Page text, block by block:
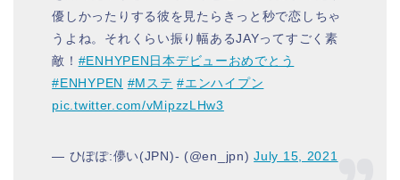
優しかったりする彼を見たらきっと秒で恋しちゃ
うよね。それくらい振り幅あるJAYってすごく素
敵！ #ENHYPEN日本デビューおめでとう
#ENHYPEN #Mステ #エンハイプン
pic.twitter.com/vMipzzLHw3
— ひぽぽ:儚い(JPN)- (@en_jpn)July 15, 2021